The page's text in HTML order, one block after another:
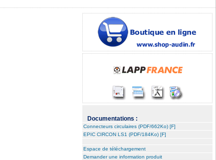
Documentations :
Connecteurs circulaires (PDF/662Ko) [F]
EPIC CIRCON LS1 (PDF/184Ko) [F]
Espace de téléchargement
Demander une information produit